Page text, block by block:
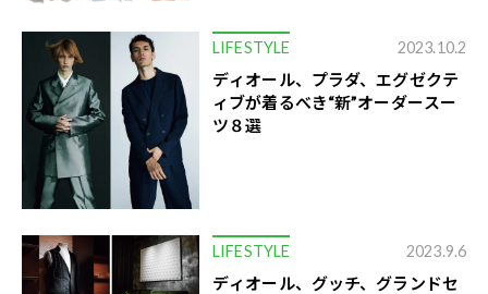
LIFESTYLE 2023.10.2
ディオール、プラダ、エグゼクテ
ィブが着るべき“新”オーダースー
ツ８選
LIFESTYLE 2023.9.6
ディオール、グッチ、グランドセ